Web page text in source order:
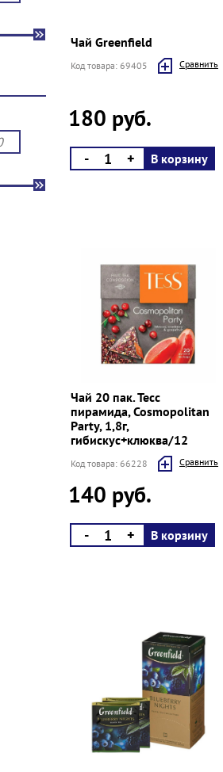
Чай Greenfield
Код товара: 69405 Cравнить
180 руб.
- + В корзину
Чай 20 пак. Тесс
пирамида, Cosmopolitan
Party, 1,8г,
гибискус+клюква/12
Код товара: 66228 Cравнить
140 руб.
- + В корзину